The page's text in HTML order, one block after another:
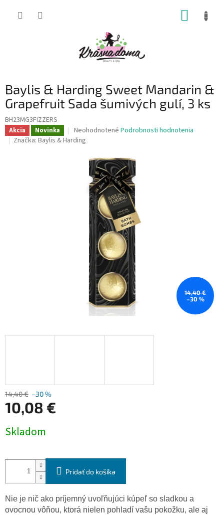
Baylis & Harding Sweet Mandarin &
Grapefruit Sada šumivých gulí, 3 ks
BH23MG3FIZZERS
Akcia Novinka
Priemerné
hodnotenie
hviezdičiek.
Neohodnotené Podrobnosti hodnotenia
Značka: Baylis & Harding
14,40 €
–30 %
14,40 € –30 %
10,08 €
cena:
Skladom
Pridať do košíka
Nie je nič ako príjemný uvoľňujúci kúpeľ so sladkou a
ovocnou vôňou, ktorá nielen pohladí vašu pokožku, ale aj